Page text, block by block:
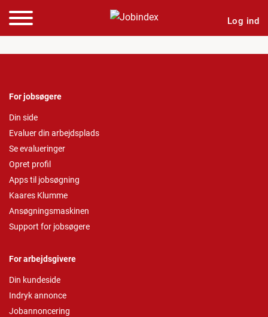
Log ind
For jobsøgere
Din side
Evaluer din arbejdsplads
Se evalueringer
Opret profil
Apps til jobsøgning
Kaares Klumme
Ansøgningsmaskinen
Support for jobsøgere
For arbejdsgivere
Din kundeside
Indryk annonce
Jobannoncering